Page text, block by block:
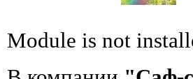
Module is not